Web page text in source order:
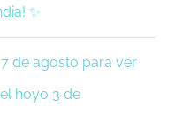
✨
de agosto para ver
hoyo 3 de